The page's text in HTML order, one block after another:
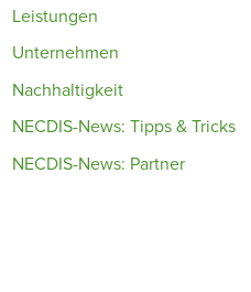
Leistungen
Unternehmen
Nachhaltigkeit
NECDIS-News: Tipps & Tricks
NECDIS-News: Partner